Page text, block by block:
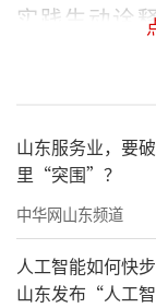
实践生动诠
念，成为我
山东服务业，要
里“突围”？
中华网山东频道
人工智能如何快
山东发布“人工